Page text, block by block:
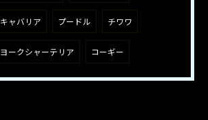
キャバリア プードル チワワ
ヨークシャーテリア コーギー